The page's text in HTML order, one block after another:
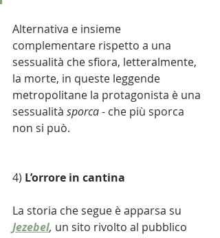
Alternativa e insieme
complementare rispetto a una
sessualità che sfiora, letteralmente,
la morte, in queste leggende
metropolitane la protagonista è una
sessualità sporca - che più sporca
non si può.
4) L’orrore in cantina
La storia che segue è apparsa su
Jezebel, un sito rivolto al pubblico